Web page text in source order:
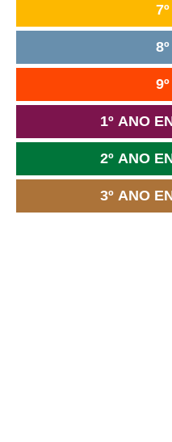
1º ANO
2º ANO
3º ANO